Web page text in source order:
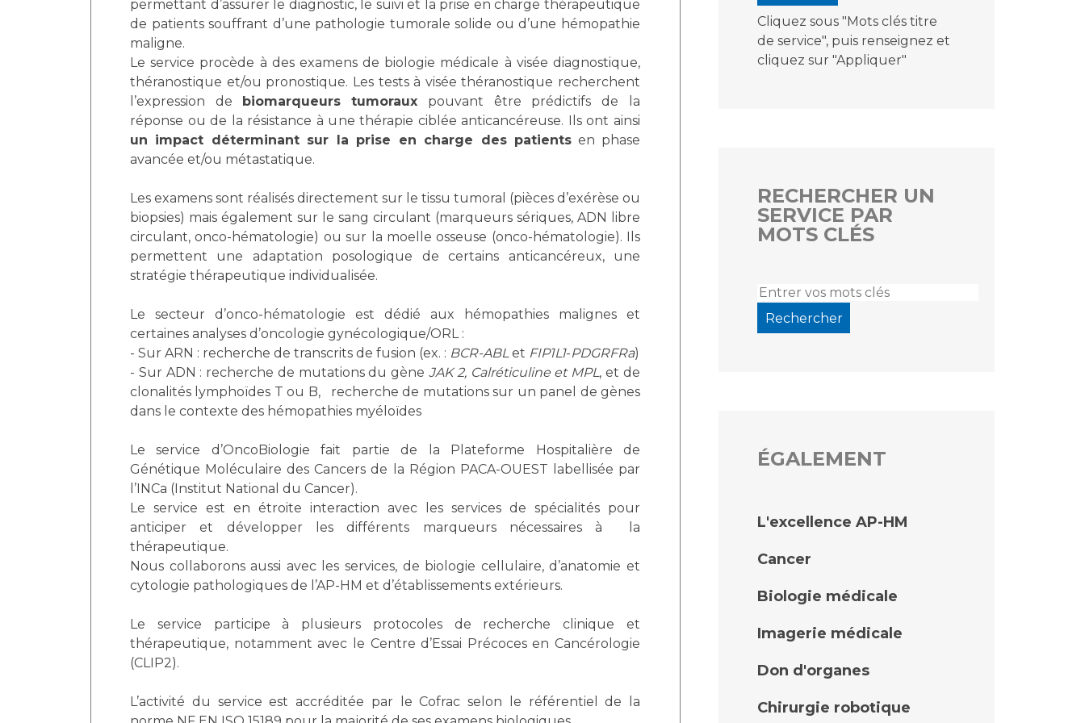
Laïcité et cultes
Les associations
Livret d'accueil
Salon des familles
Transports sanitaires
Vos droits, vos devoirs
Les structures de recherche
Maladies Rares
Plateforme d'Expertise
permettant d’assurer le diagnostic, le suivi et la prise en charge thérapeutique
de patients souffrant d’une pathologie tumorale solide ou d’une hémopathie
maligne.
Le service procède à des examens de biologie médicale à visée diagnostique,
théranostique et/ou pronostique. Les tests à visée théranostique recherchent
l’expression de
biomarqueurs tumoraux pouvant être prédictifs de la
réponse ou de la résistance à une thérapie ciblée anticancéreuse. Ils ont ainsi
un impact déterminant sur la prise en charge des patients en phase
avancée et/ou métastatique.
Les examens sont réalisés directement sur le tissu tumoral (pièces d’exérèse ou
biopsies) mais également sur le sang circulant (marqueurs sériques, ADN libre
circulant, onco-hématologie) ou sur la moelle osseuse (onco-hématologie). Ils
permettent une adaptation posologique de certains anticancéreux, une
stratégie thérapeutique individualisée.
Le secteur d’onco-hématologie est dédié aux hémopathies malignes et
certaines analyses d’oncologie gynécologique/ORL :
- Sur ARN : recherche de transcrits de fusion (ex. : BCR-ABLet FIP1L1-PDGRFRa)
- Sur ADN : recherche de mutations du gène JAK 2, Calréticuline et MPL, et de
clonalités lymphoïdes T ou B, recherche de mutations sur un panel de gènes
dans le contexte des hémopathies myéloïdes
Le service d’OncoBiologie fait partie de la Plateforme Hospitalière de
Génétique Moléculaire des Cancers de la Région PACA-OUEST labellisée par
l’INCa (Institut National du Cancer).
Le service est en étroite interaction avec les services de spécialités pour
anticiper et développer les différents marqueurs nécessaires à la
thérapeutique.
Nous collaborons aussi avec les services, de biologie cellulaire, d’anatomie et
cytologie pathologiques de l’AP-HM et d’établissements extérieurs.
Le service participe à plusieurs protocoles de recherche clinique et
thérapeutique, notamment avec le Centre d’Essai Précoces en Cancérologie
(CLIP2).
L’activité du service est accréditée par le Cofrac selon le référentiel de la
Cliquez sous "Mots clés titre
de service", puis renseignez et
cliquez sur "Appliquer"
RECHERCHER UN
SERVICE PAR
MOTS CLÉS
ÉGALEMENT
L'excellence AP-HM
Cancer
Biologie médicale
Imagerie médicale
Don d'organes
Chirurgie robotique